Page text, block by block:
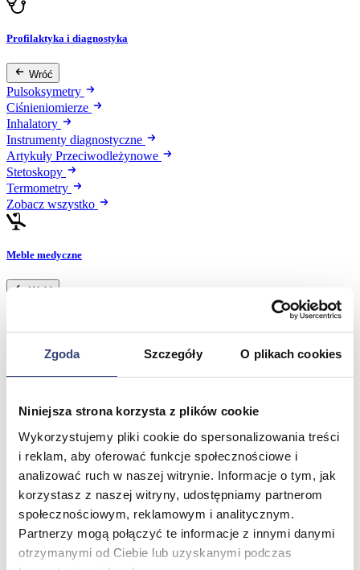
Zgoda Szczegóły O plikach cookies
Niniejsza strona korzysta z plików cookie
Wykorzystujemy pliki cookie do spersonalizowania treści
i reklam, aby oferować funkcje społecznościowe i
analizować ruch w naszej witrynie. Informacje o tym, jak
korzystasz z naszej witryny, udostępniamy partnerom
społecznościowym, reklamowym i analitycznym.
Partnerzy mogą połączyć te informacje z innymi danymi
otrzymanymi od Ciebie lub uzyskanymi podczas
Profilaktyka i diagnostyka
Wróć
Pulsoksymetry
Ciśnieniomierze
Inhalatory
Instrumenty diagnostyczne
Artykuły Przeciwodleżynowe
Stetoskopy
Termometry
Zobacz wszystko
Meble medyczne
Wróć
Zobacz wszystko
Spa & Wellness
Wróć
Fotele do masażu
Urządzenia
Zdrowie i uroda
Zobacz wszystko